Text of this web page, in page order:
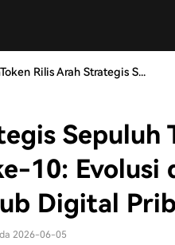
Rilis Arah Strategis S...
Sepuluh
10:
Digital
2026-06-05